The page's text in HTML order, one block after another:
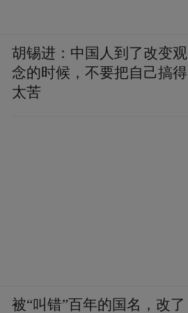
胡锡进：中国人到了改变观
念的时候，不要把自己搞得
太苦
被“叫错”百年的国名，改了